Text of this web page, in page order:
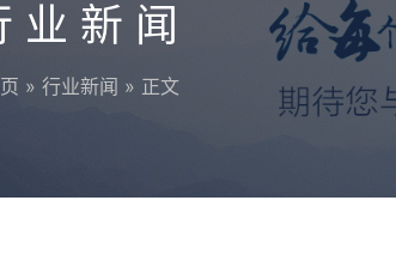
业新闻
» 行业新闻 » 正文